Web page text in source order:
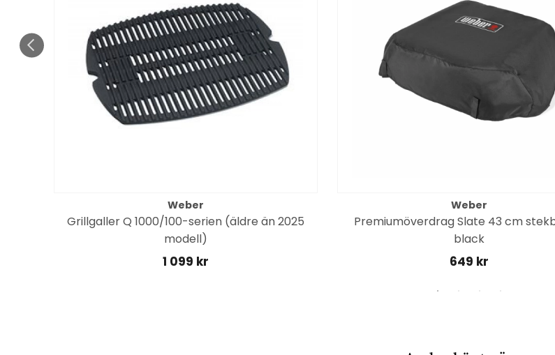
Weber
Grillgaller Q 1000/100-serien (äldre än 2025
modell)
1 099 kr
Weber
Premiumöverdrag Slate 43 cm
black
649 kr